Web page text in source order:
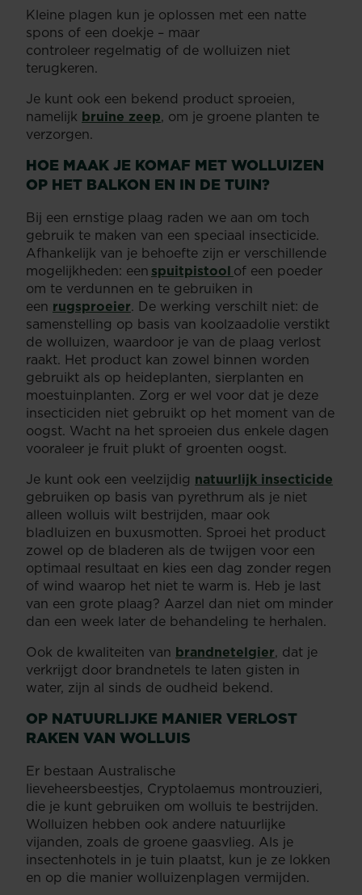
Kleine plagen kun je oplossen met een natte
spons of een doekje – maar
controleer regelmatig of de wolluizen niet
terugkeren.
Je kunt ook een bekend product sproeien,
namelijk bruine zeep, om je groene planten te
verzorgen.
HOE MAAK JE KOMAF MET WOLLUIZEN
OP HET BALKON EN IN DE TUIN?
Bij een ernstige plaag raden we aan om toch
gebruik te maken van een speciaal insecticide.
Afhankelijk van je behoefte zijn er verschillende
mogelijkheden: een spuitpistool of een poeder
om te verdunnen en te gebruiken in
een rugsproeier. De werking verschilt niet: de
samenstelling op basis van koolzaadolie verstikt
de wolluizen, waardoor je van de plaag verlost
raakt. Het product kan zowel binnen worden
gebruikt als op heideplanten, sierplanten en
moestuinplanten. Zorg er wel voor dat je deze
insecticiden niet gebruikt op het moment van de
oogst. Wacht na het sproeien dus enkele dagen
vooraleer je fruit plukt of groenten oogst.
Je kunt ook een veelzijdig natuurlijk insecticide
gebruiken op basis van pyrethrum als je niet
alleen wolluis wilt bestrijden, maar ook
bladluizen en buxusmotten. Sproei het product
zowel op de bladeren als de twijgen voor een
optimaal resultaat en kies een dag zonder regen
of wind waarop het niet te warm is. Heb je last
van een grote plaag? Aarzel dan niet om minder
dan een week later de behandeling te herhalen.
Ook de kwaliteiten van brandnetelgier, dat je
verkrijgt door brandnetels te laten gisten in
water, zijn al sinds de oudheid bekend.
OP NATUURLIJKE MANIER VERLOST
RAKEN VAN WOLLUIS
Er bestaan Australische
lieveheersbeestjes, Cryptolaemus montrouzieri,
die je kunt gebruiken om wolluis te bestrijden.
Wolluizen hebben ook andere natuurlijke
vijanden, zoals de groene gaasvlieg. Als je
insectenhotels in je tuin plaatst, kun je ze lokken
en op die manier wolluizenplagen vermijden.